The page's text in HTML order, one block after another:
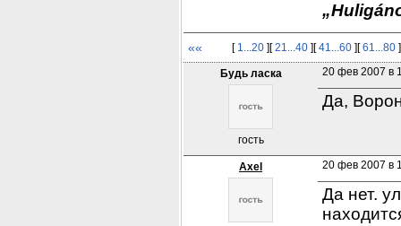
«« [ 1...20][21...40][41...60][61...80
Будь ласка
гость
20 фев 2007 в
Да,
Axel 20 фев 2007 в
Да нет.